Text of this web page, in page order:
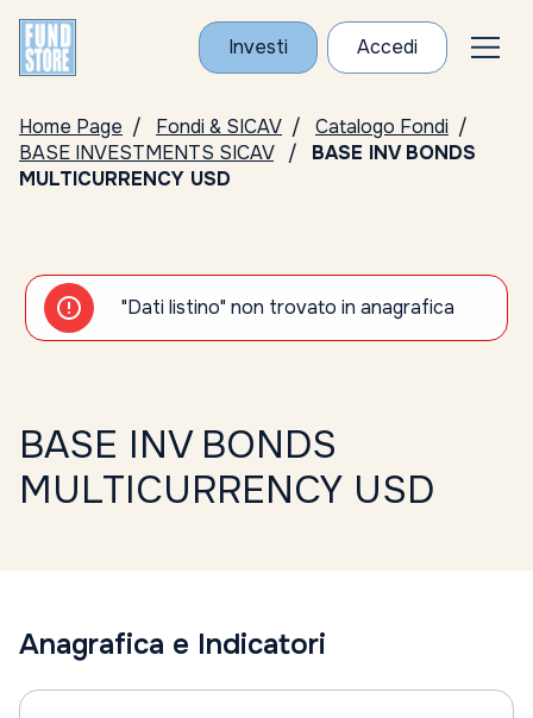
Investi Accedi
Home Page Fondi & SICAV
Catalogo Fondi
BASE INVESTMENTS SICAV
BASE INV BONDS
MULTICURRENCY USD
"Dati listino" non trovato in anagrafica
BASE INV BONDS
MULTICURRENCY USD
Anagrafica e Indicatori